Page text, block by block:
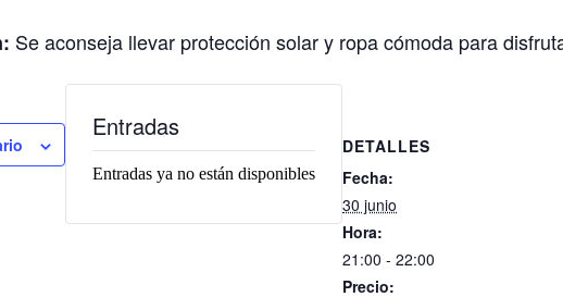
Se aconseja llevar protección solar y ropa cómoda para
DETALLES
Fecha:
30 junio
Hora:
21:00 - 22:00
Precio:
Entradas
Entradas ya no están disponibles